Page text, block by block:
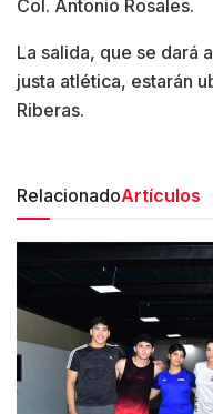
Col. Antonio Rosales.
La salida, que se dará
justa atlética, estarán
Riberas.
RelacionadoArtículos